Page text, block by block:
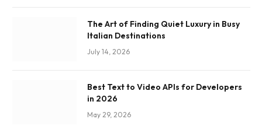
The Art of Finding Quiet Luxury in Busy
Italian Destinations
July 14, 2026
Best Text to Video APIs for Developers
in 2026
May 29, 2026